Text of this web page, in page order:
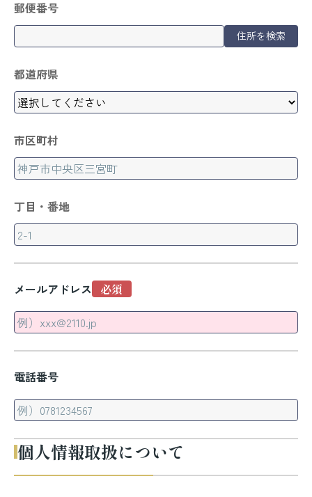
郵便番号
住所を検索
都道府県
市区町村
丁目・番地
メールアドレス
電話番号
個人情報取扱について